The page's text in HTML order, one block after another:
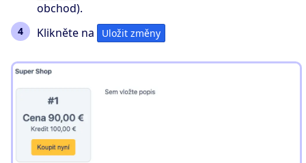
obchod).
Klikněte na
Uložit změny